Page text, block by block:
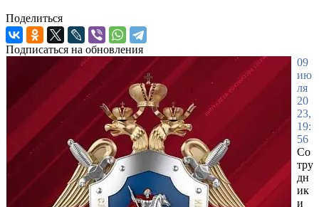
Поделиться
Подписаться на обновления
09
ию
ля
20
23,
19:
56
Со
тру
дн
ик
и